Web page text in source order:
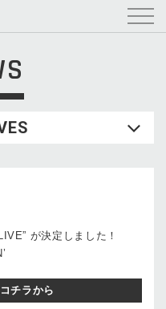
が決定しました！
チラから